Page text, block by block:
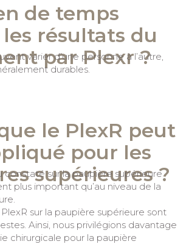
de temps
résultats du
par Plexr ?
varier d’une personne à l’autre,
durables.
le PlexR peut
pour les
supérieures ?
constaté sur la paupière supérieure
plus important qu’au niveau de la
sur la paupière supérieure sont
Ainsi, nous privilégions davantage
chirurgicale pour la paupière